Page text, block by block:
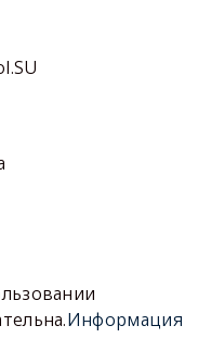
Информация